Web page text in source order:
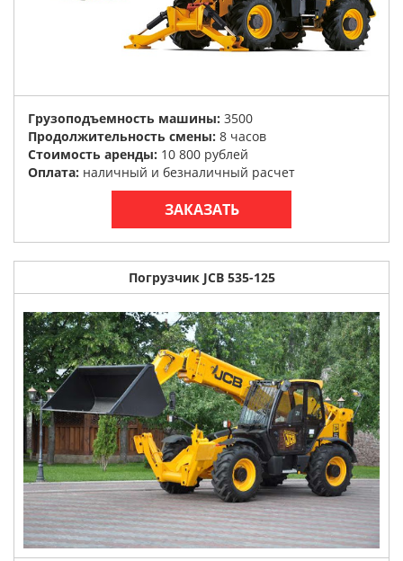
Грузоподъемность машины: 3500
Продолжительность смены: 8 часов
Стоимость аренды: 10 800 рублей
Оплата: наличный и безналичный расчет
ЗАКАЗАТЬ
Погрузчик JCB 535-125